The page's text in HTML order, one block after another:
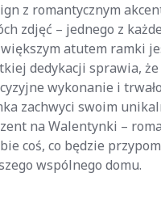
z romantycznym
zdjęć – jednego z
atutem ramki
dedykacji sprawia,
wykonanie i
zachwyci swoim
na Walentynki –
coś, co będzie
wspólnego domu.